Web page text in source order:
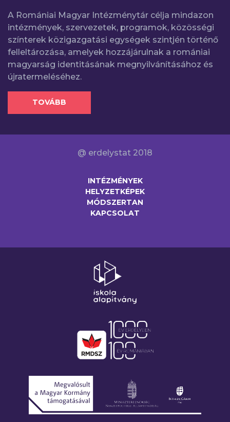
A Romániai Magyar Intézménytár célja mindazon
intézmények, szervezetek, programok, közösségi
színterek közigazgatási egységek szintjén történő
felleltározása, amelyek hozzájárulnak a romániai
magyarság identitásának megnyilvánításához és
újratermeléséhez.
TOVÁBB
@ erdelystat 2018
INTÉZMÉNYEK
HELYZETKÉPEK
MÓDSZERTAN
KAPCSOLAT